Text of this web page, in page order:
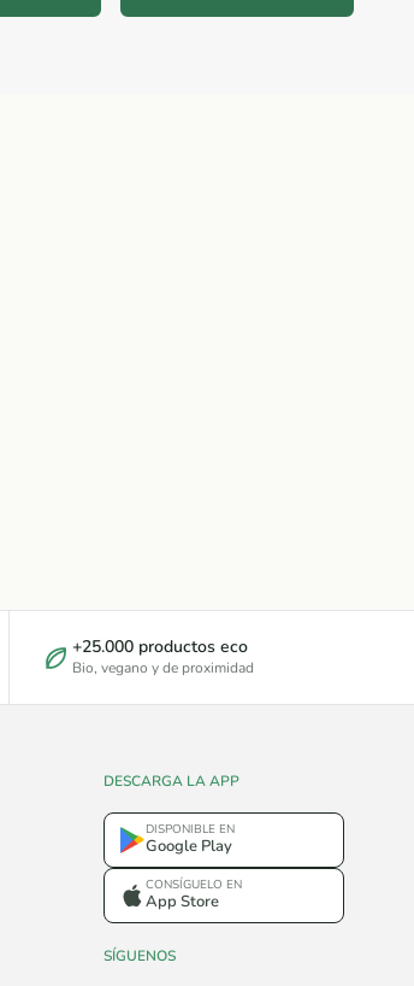
+25.000 productos eco
Bio, vegano y de proximidad
DESCARGA LA APP
DISPONIBLE EN
Google Play
CONSÍGUELO EN
App Store
SÍGUENOS